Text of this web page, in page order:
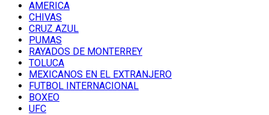
AMERICA
CHIVAS
CRUZ AZUL
PUMAS
RAYADOS DE MONTERREY
TOLUCA
MEXICANOS EN EL EXTRANJERO
FUTBOL INTERNACIONAL
BOXEO
UFC